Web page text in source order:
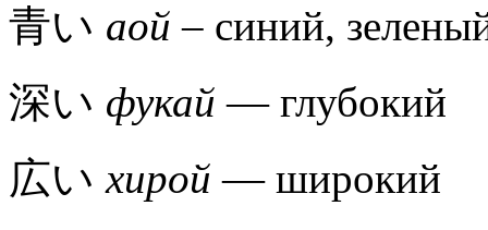
青い аой – синий,
深い фукай— глубокий
広いхирой — широкий